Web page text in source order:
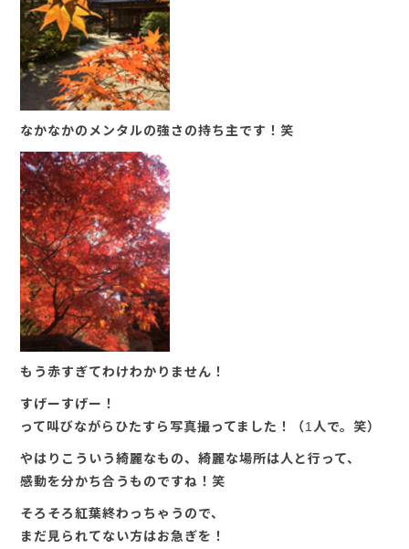
なかなかのメンタルの強さの持ち主です！笑
もう赤すぎてわけわかりません！
すげーすげー！
って叫びながらひたすら写真撮ってました！（1人で。笑）
やはりこういう綺麗なもの、綺麗な場所は人と行って、
感動を分かち合うものですね！笑
そろそろ紅葉終わっちゃうので、
まだ見られてない方はお急ぎを！